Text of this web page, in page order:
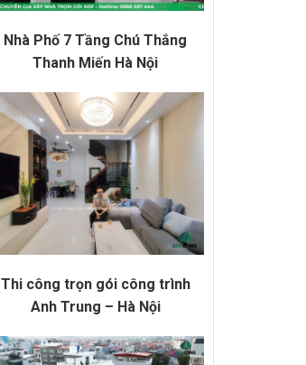
Nhà Phố 7 Tầng Chú Thắng
Thanh Miến Hà Nội
Thi công trọn gói công trình
Anh Trung – Hà Nội